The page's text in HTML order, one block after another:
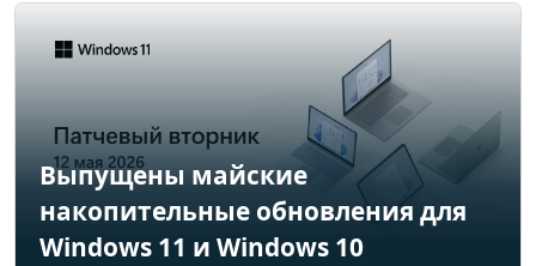
Выпущены майские
накопительные обновления для
Windows 11 и Windows 10